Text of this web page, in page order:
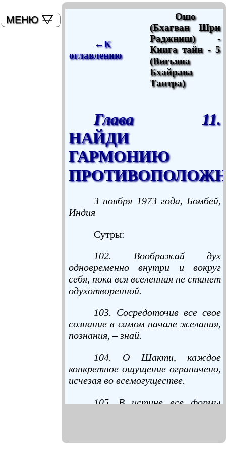
←К
оглавлению
Ошо
(Бхагван Шри
Раджниш) -
Книга тайн - 5
(Вигьяна
Бхайрава
Тантра)
Глава 11.
НАЙДИ
ГАРМОНИЮ
3 ноября 1973 года, Бомбей,
Индия
Сутры:
102. Воображай дух
одновременно внутри и вокруг
себя, пока вся вселенная не станет
одухотворенной.
103. Сосредоточив все свое
сознание в самом начале желания,
познания, – знай.
104. О Шакти, каждое
конкретное ощущение ограничено,
исчезая во всемогуществе.
105. В истине все формы
МЕНЮ